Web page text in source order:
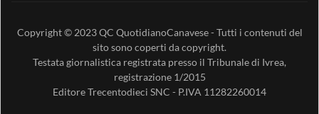
Copyright © 2023QC QuotidianoCanavese- Tutti i contenuti del
sito sono coperti da copyright.
Testata giornalistica registrata presso il Tribunale di Ivrea,
registrazione 1/2015
EditoreTrecentodieci SNC - P.IVA 11282260014